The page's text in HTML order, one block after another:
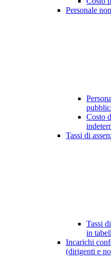
Personale
Costo
Tassi di
Tassi
in
Incarichi
(dirigenti e